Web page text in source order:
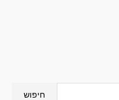
חיפוש